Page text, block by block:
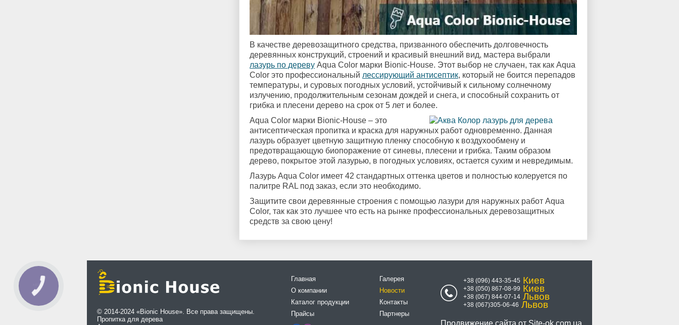
В качестве деревозащитного средства, призванного обеспечить долговечность
деревянных конструкций, строений и красивый внешний вид, мастера выбрали
лазурь по дереву Aqua Color марки Bionic-House. Этот выбор не случаен, так как Aqua
Color это профессиональный лессирующий антисептик, который не боится перепадов
температуры, и суровых погодных условий, устойчивый к сильному солнечному
излучению, продолжительным сезонам дождей и снега, и способный сохранить от
грибка и плесени дерево на срок от 5 лет и более.
Aqua Color марки Bionic-House – это
антисептическая пропитка и краска для наружных работ одновременно. Данная
лазурь образует цветную защитную пленку способную к воздухообмену и
предотвращающую биопоражение от синевы, плесени и грибка. Таким образом
дерево, покрытое этой лазурью, в погодных условиях, остается сухим и невредимым.
Лазурь Aqua Color имеет 42 стандартных оттенка цветов и полностью колеруется по
палитре RAL под заказ, если это необходимо.
Защитите свои деревянные строения с помощью лазури для наружных работ Aqua
Color, так как это лучшее что есть на рынке профессиональных деревозащитных
средств за свою цену!
© 2014-2024 «Bionic House». Все права защищены.
Пропитка для дерева
Главная
О компании
Каталог продукции
Прайсы
Галерея
Новости
Контакты
Партнеры
+38 (096) 443-35-45 Киев
+38 (050) 867-08-99 Киев
+38 (067) 844-07-14 Львов
+38 (067)305-06-46 Львов